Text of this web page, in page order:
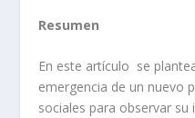
Resumen
En este artículo se
emergencia de un nuevo
sociales para observar su